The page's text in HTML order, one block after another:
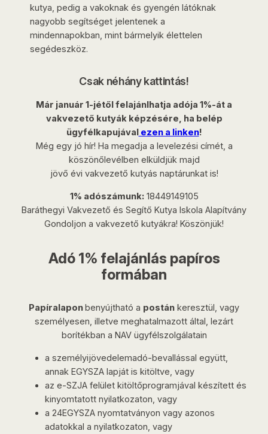
kutya, pedig a vakoknak és gyengén látóknak
nagyobb segítséget jelentenek a
mindennapokban, mint bármelyik élettelen
segédeszköz.
Csak néhány kattintás!
Már január 1-jétől felajánlhatja adója 1%-át a
vakvezető kutyák képzésére, ha belép
ügyfélkapujávalezen a linken!
Még egy jó hír! Ha megadja a levelezési címét, a
köszönőlevélben elküldjük majd
jövő évi vakvezető kutyás naptárunkat is!
1% adószámunk:18449149105
Baráthegyi Vakvezető és Segítő Kutya Iskola Alapítvány
Gondoljon a vakvezető kutyákra! Köszönjük!
Adó 1% felajánlás papíros
formában
Papíralapon benyújtható a postán keresztül, vagy
személyesen, illetve meghatalmazott által, lezárt
borítékban a NAV ügyfélszolgálatain
a személyijövedelemadó-bevallással együtt,
annak EGYSZA lapját is kitöltve, vagy
az e-SZJA felület kitöltőprogramjával készített és
kinyomtatott nyilatkozaton, vagy
a 24EGYSZA nyomtatványon vagy azonos
adatokkal a nyilatkozaton, vagy